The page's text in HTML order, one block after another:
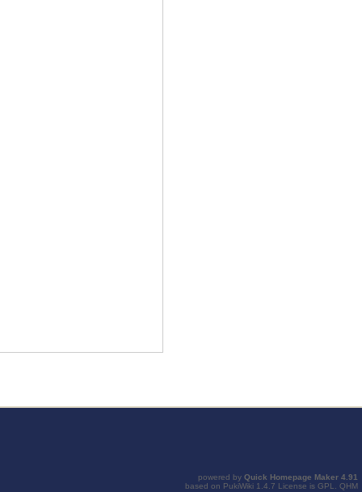
powered by Quick Homepage Maker 4.91
based on PukiWiki 1.4.7 License is GPL QHM